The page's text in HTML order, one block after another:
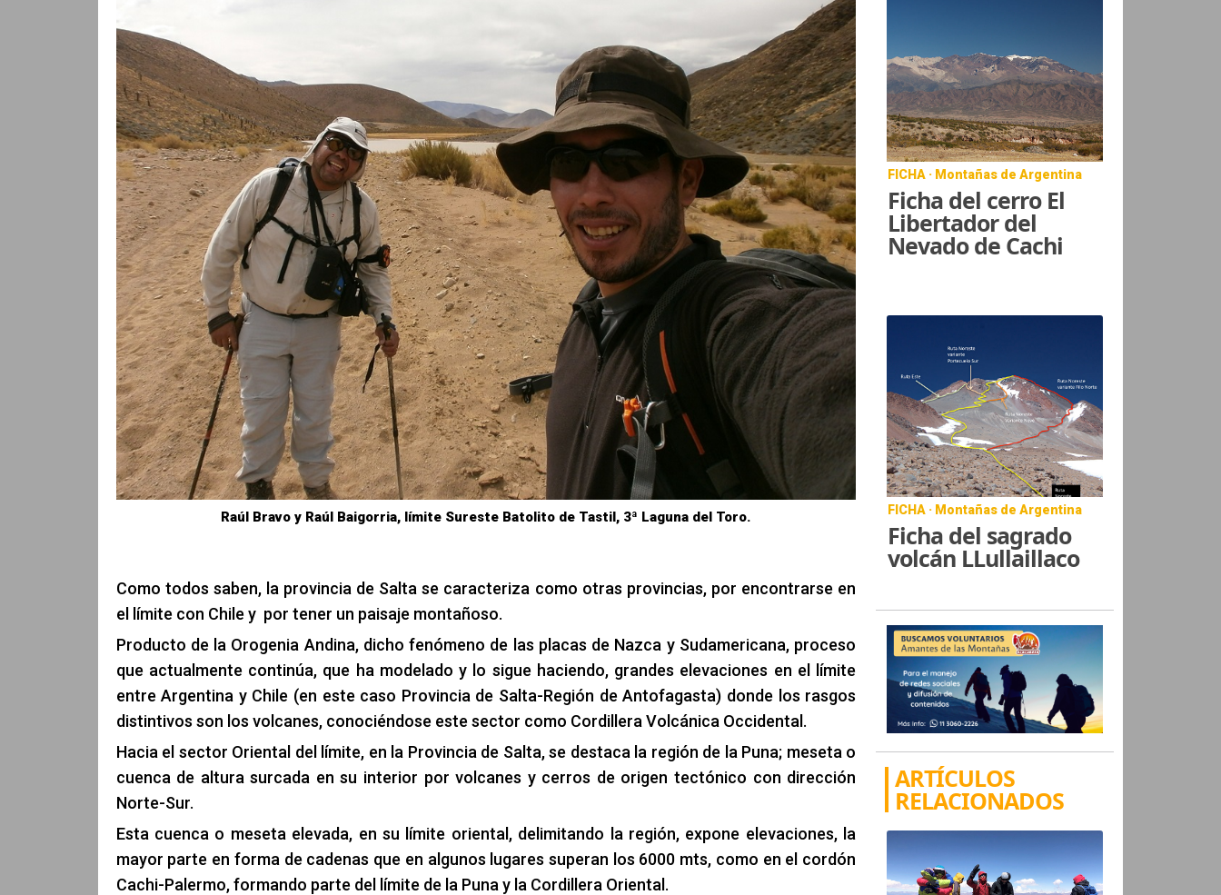
Raúl Bravo y Raúl Baigorria, límite Sureste Batolito de Tastil, 3ª Laguna del Toro.
Como todos saben, la provincia de Salta se caracteriza como otras provincias, por encontrarse en
el límite con Chile y por tener un paisaje montañoso.
Producto de la Orogenia Andina, dicho fenómeno de las placas de Nazca y Sudamericana, proceso
que actualmente continúa, que ha modelado y lo sigue haciendo, grandes elevaciones en el límite
entre Argentina y Chile (en este caso Provincia de Salta-Región de Antofagasta) donde los rasgos
distintivos son los volcanes, conociéndose este sector como Cordillera Volcánica Occidental.
Hacia el sector Oriental del límite, en la Provincia de Salta, se destaca la región de la Puna; meseta o
cuenca de altura surcada en su interior por volcanes y cerros de origen tectónico con dirección
Norte-Sur.
Esta cuenca o meseta elevada, en su límite oriental, delimitando la región, expone elevaciones, la
mayor parte en forma de cadenas que en algunos lugares superan los 6000 mts, como en el cordón
Cachi-Palermo, formando parte del límite de la Puna y la Cordillera Oriental.
FICHA · Montañas de Argentina
Ficha del cerro El
Libertador del
Nevado de Cachi
FICHA · Montañas de Argentina
Ficha del sagrado
volcán LLullaillaco
ARTÍCULOS
RELACIONADOS